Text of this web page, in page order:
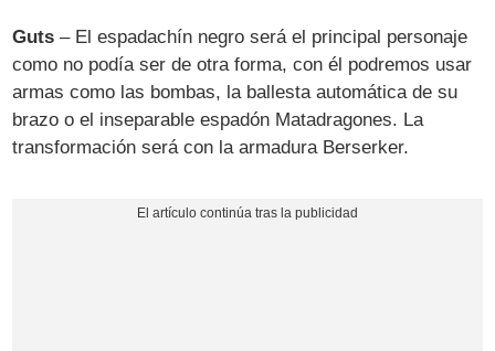
Guts – El espadachín negro será el principal personaje
como no podía ser de otra forma, con él podremos usar
armas como las bombas, la ballesta automática de su
brazo o el inseparable espadón Matadragones. La
transformación será con la armadura Berserker.